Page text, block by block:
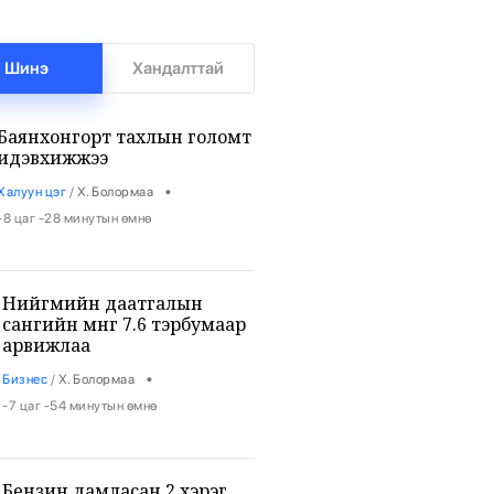
Шинэ Хандалттай
тахлын голомт
цэг / Х. Болормаа •
цаг -28 минутын өмнө
Нийгмийн даатгалын
сангийн мөнгө 7.6 тэрбумаар
арвижлаа
Бизнес / Х. Болормаа •
-7 цаг -54 минутын өмнө